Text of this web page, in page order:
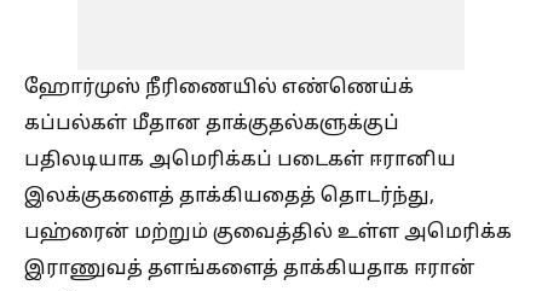
ஹோர்முஸ் நீரிணையில் எண்ணெய்க்
கப்பல்கள் மீதான தாக்குதல்களுக்குப்
பதிலடியாக அமெரிக்கப் படைகள் ஈரானிய
இலக்குகளைத் தாக்கியதைத் தொடர்ந்து,
பஹ்ரைன் மற்றும் குவைத்தில் உள்ள அமெரிக்க
இராணுவத் தளங்களைத் தாக்கியதாக ஈரான்